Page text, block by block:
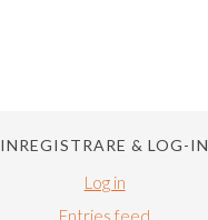
INREGISTRARE & LOG-IN
Log in
Entries feed